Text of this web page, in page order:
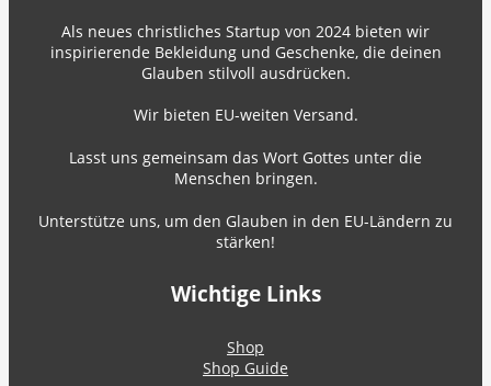
Als neues christliches Startup von 2024 bieten wir
inspirierende Bekleidung und Geschenke, die deinen
Glauben stilvoll ausdrücken.
Wir bieten EU-weiten Versand.
Lasst uns gemeinsam das Wort Gottes unter die
Menschen bringen.
Unterstütze uns, um den Glauben in den EU-Ländern zu
stärken!
Wichtige Links
Shop
Shop Guide